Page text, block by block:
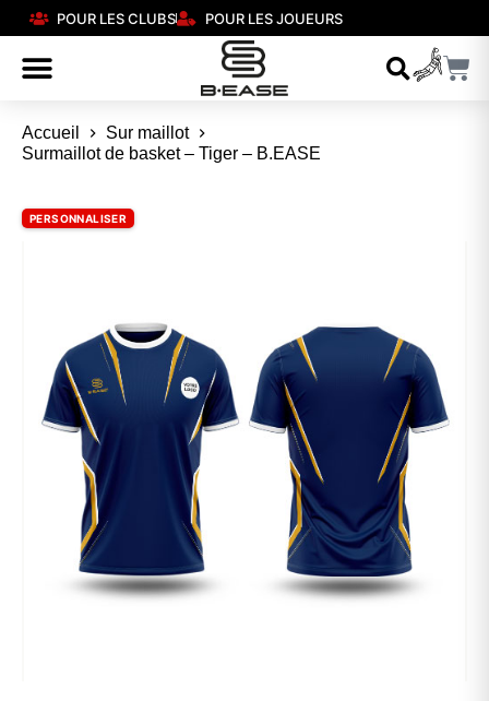
POUR LES CLUBS POUR LES JOUEURS
Accueil
Sur maillot
Surmaillot de basket – Tiger – B.EASE
PERSONNALISER